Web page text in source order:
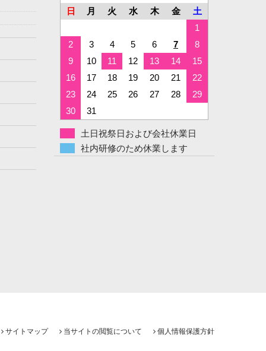
日
月 火 水 木 金
土
1
2
3 4 5 6 7
8
9
10 11 12 13 14
15
16
17 18 19 20 21
22
23
24 25 26 27 28
29
30
31
土日祝祭日および会社休業日
社内研修のため休業します
サイトマップ 当サイトの閲覧について 個人情報保護方針